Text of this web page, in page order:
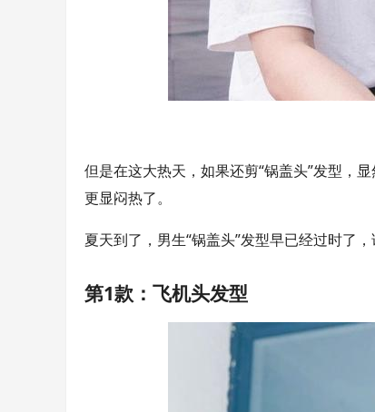
但是在这大热天，如果还剪“锅盖头”发型，
更显闷热了。
夏天到了，男生“锅盖头”发型早已经过时了
第1款：飞机头发型